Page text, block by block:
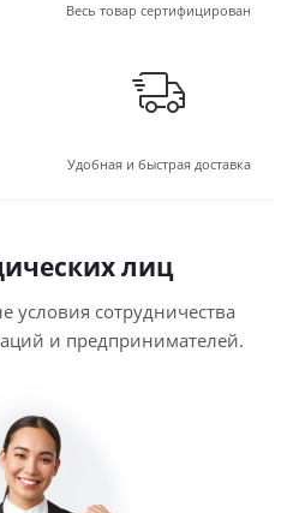
Весь товар сертифицирован
Удобная и быстрая доставка
лиц
условия сотрудничества
и предпринимателей.